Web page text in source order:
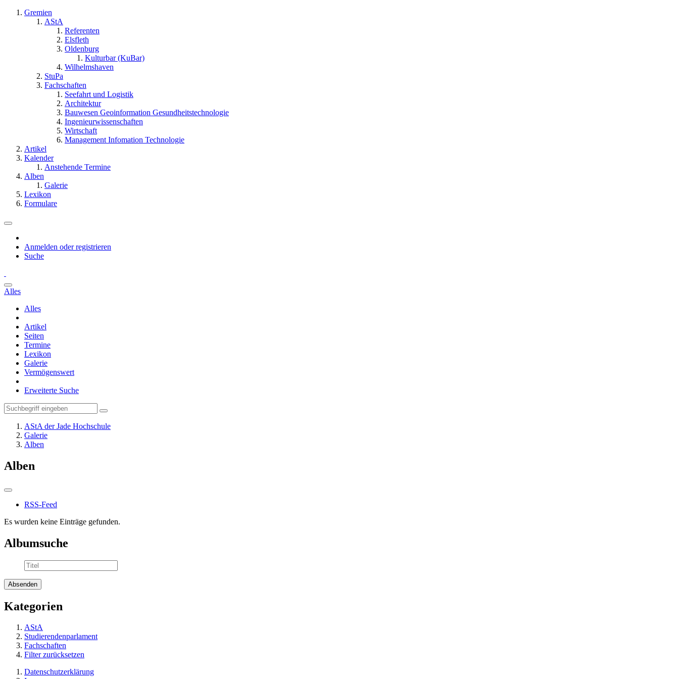
Gremien
AStA
Referenten
Elsfleth
Oldenburg
Kulturbar (KuBar)
Wilhelmshaven
StuPa
Fachschaften
Seefahrt und Logistik
Architektur
Bauwesen Geoinformation Gesundheitstechnologie
Ingenieurwissenschaften
Wirtschaft
Management Infomation Technologie
Artikel
Kalender
Anstehende Termine
Alben
Galerie
Lexikon
Formulare
Anmelden oder registrieren
Suche
Alles
Alles
Artikel
Seiten
Termine
Lexikon
Galerie
Vermögenswert
Erweiterte Suche
AStA der Jade Hochschule
Galerie
Alben
Alben
RSS-Feed
Es wurden keine Einträge gefunden.
Albumsuche
Kategorien
AStA
Studierendenparlament
Fachschaften
Filter zurücksetzen
Datenschutzerklärung